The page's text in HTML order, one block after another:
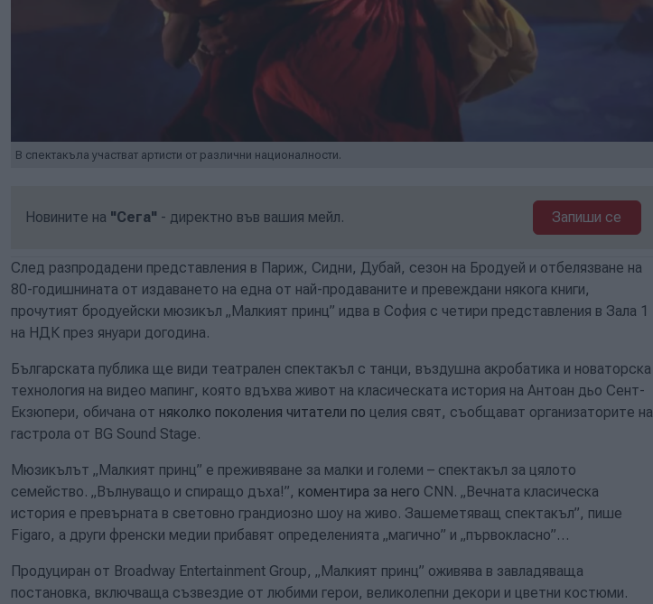
В спектакъла участват артисти от различни националности.
Новините на "Сега" - директно във вашия мейл. Запиши се
След разпродадени представления в Париж, Сидни, Дубай, сезон на Бродуей и отбелязване на
80-годишнината от издаването на една от най-продаваните и превеждани някога книги,
прочутият бродуейски мюзикъл „Малкият принц” идва в София с четири представления в Зала 1
на НДК през януари догодина.
Българската публика ще види театрален спектакъл с танци, въздушна акробатика и новаторска
технология на видео мапинг, която вдъхва живот на класическата история на Антоан дьо Сент-
Екзюпери, обичана от няколко поколения читатели по целия свят, съобщават организаторите на
гастрола от BG Sound Stage.
Мюзикълът „Малкият принц” е преживяване за малки и големи – спектакъл за цялото
семейство. „Вълнуващо и спиращо дъха!”, коментира за него CNN. „Вечната класическа
история е превърната в световно грандиозно шоу на живо. Зашеметяващ спектакъл”, пише
Figaro, а други френски медии прибавят определенията „магично” и „първокласно”…
Продуциран от Broadway Entertainment Group, „Малкият принц” оживява в завладяваща
постановка, включваща съзвездие от любими герои, великолепни декори и цветни костюми.